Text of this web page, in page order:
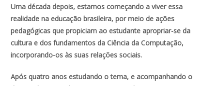
Uma década depois, estamos começando a viver essa
realidade na educação brasileira, por meio de ações
pedagógicas que propiciam ao estudante apropriar-se da
cultura e dos fundamentos da Ciência da Computação,
incorporando-os às suas relações sociais.
Após quatro anos estudando o tema, e acompanhando o